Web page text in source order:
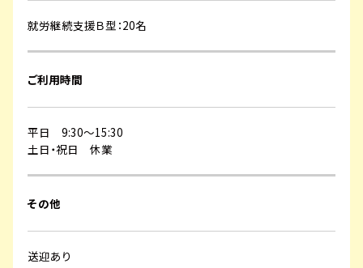
就労継続支援Ｂ型：20名
ご利用時間
平日 9:30～15:30
土日・祝日 休業
その他
送迎あり